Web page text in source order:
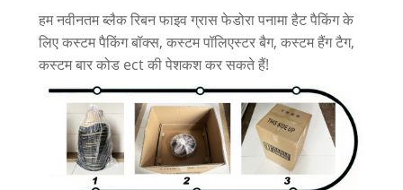
हम नवीनतम ब्लैक रिबन फाइव ग्रास फेडोरा पनामा हैट पैकिंग के
लिए कस्टम पैकिंग बॉक्स, कस्टम पॉलिएस्टर बैग, कस्टम हैंग टैग,
कस्टम बार कोड ect की पेशकश कर सकते हैं!